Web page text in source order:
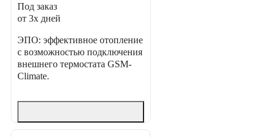
Под заказ
от 3х дней
ЭПО: эффективное отопление
с возможностью подключения
внешнего термостата GSM-
Climate.